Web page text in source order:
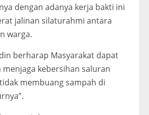
dengan adanya kerja bakti ini
jalinan silaturahmi antara
warga.
berharap Masyarakat dapat
menjaga kebersihan saluran
membuang sampah di